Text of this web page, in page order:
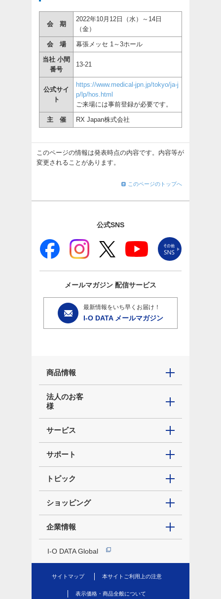
会 期
2022年10月12日（水）～14日
（金）
会 場 幕張メッセ 1～3ホール
当社 小間
番号
13-21
公式サイ
ト
https://www.medical-jpn.jp/tokyo/ja-j
p/lp/hos.html
ご来場には事前登録が必要です。
主 催 RX Japan株式会社
このページの情報は発表時点の内容です。内容等が
変更されることがあります。
このページのトップへ
公式SNS
メールマガジン 配信サービス
最新情報をいち早くお届け！
I-O DATA メールマガジン
商品情報
法人のお客
様
サービス
サポート
トピック
ショッピング
企業情報
I-O DATA Global
サイトマップ 本サイトご利用上の注意
表示価格・商品全般について